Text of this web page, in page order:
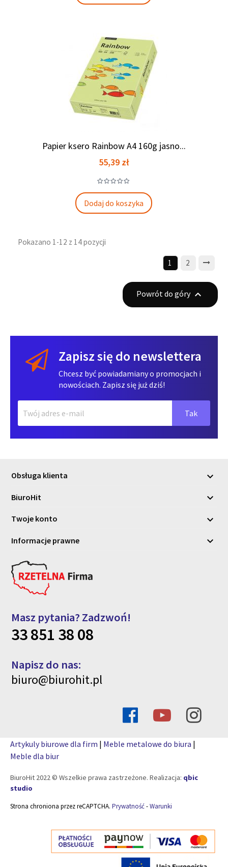
Papier ksero Rainbow A4 160g jasno...
Cena
55,39 zł
Dodaj do koszyka
Pokazano 1-12 z 14 pozycji
1 2
Powrót do góry 
Zapisz się do newslettera
Chcesz być powiadamiany o promocjach i
nowościach. Zapisz się już dziś!
Obsługa klienta 
BiuroHit 
Twoje konto 
Informacje prawne 
Masz pytania? Zadzwoń!
33 851 38 08
Napisz do nas:
biuro@biurohit.pl
Artykuly biurowe dla firm | Meble metalowe do biura |
Meble dla biur
BiuroHit 2022 © Wszelkie prawa zastrzeżone. Realizacja: qbic
studio
Strona chroniona przez reCAPTCHA. Prywatność-Warunki